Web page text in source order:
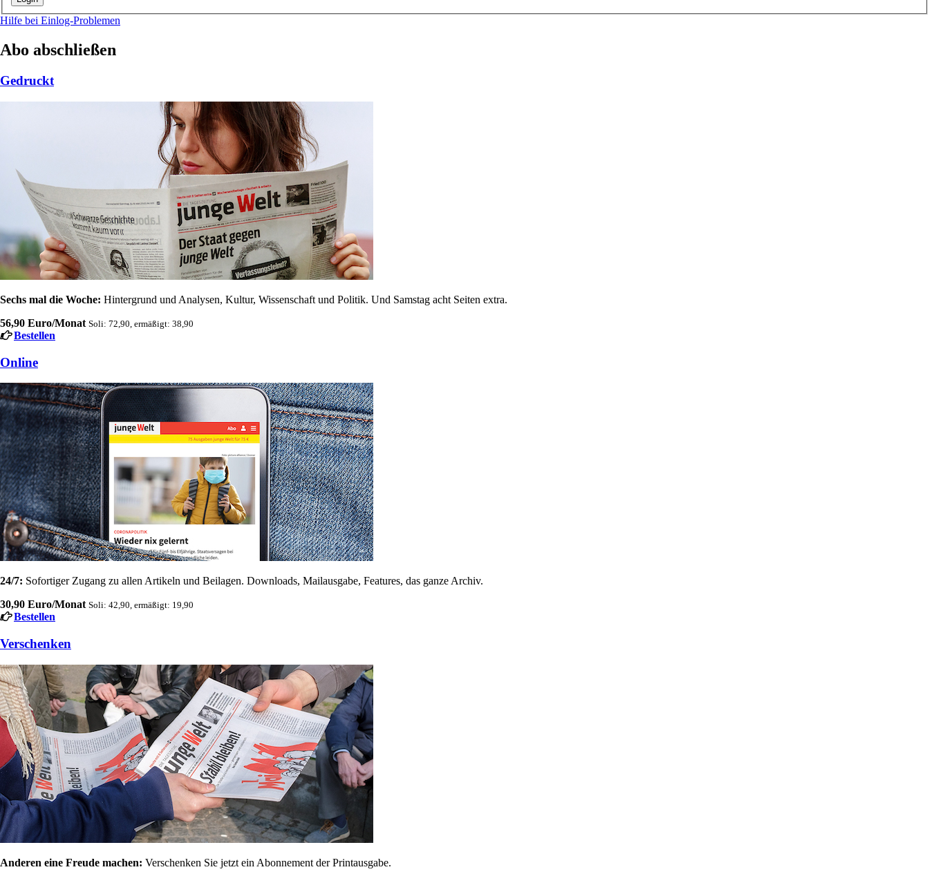
Hilfe bei Einlog-Problemen
Abo abschließen
Gedruckt
Sechs mal die Woche: Hintergrund und Analysen, Kultur, Wissenschaft und Politik. Und Samstag acht Seiten extra.
56,90 Euro/Monat Soli: 72,90, ermäßigt: 38,90
Bestellen
Online
24/7: Sofortiger Zugang zu allen Artikeln und Beilagen. Downloads, Mailausgabe, Features, das ganze Archiv.
30,90 Euro/Monat Soli: 42,90, ermäßigt: 19,90
Bestellen
Verschenken
Anderen eine Freude machen: Verschenken Sie jetzt ein Abonnement der Printausgabe.